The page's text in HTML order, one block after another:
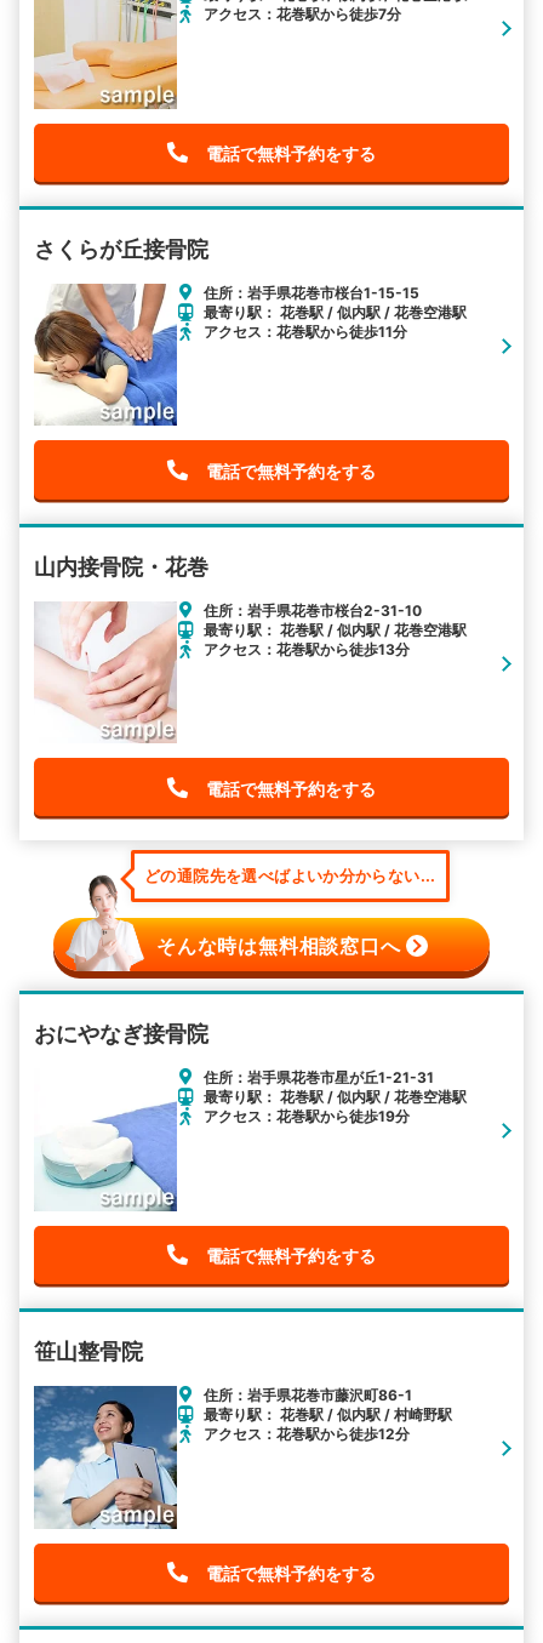
アクセス：花巻駅から徒歩7分
電話で無料予約をする
さくらが丘接骨院
住所：岩手県花巻市桜台1-15-15
最寄り駅： 花巻駅 / 似内駅 / 花巻空港駅
アクセス：花巻駅から徒歩11分
電話で無料予約をする
山内接骨院・花巻
住所：岩手県花巻市桜台2-31-10
最寄り駅： 花巻駅 / 似内駅 / 花巻空港駅
アクセス：花巻駅から徒歩13分
電話で無料予約をする
どの通院先を選べばよいか分からない...
そんな時は無料相談窓口へ
おにやなぎ接骨院
住所：岩手県花巻市星が丘1-21-31
最寄り駅： 花巻駅 / 似内駅 / 花巻空港駅
アクセス：花巻駅から徒歩19分
電話で無料予約をする
笹山整骨院
住所：岩手県花巻市藤沢町86-1
最寄り駅： 花巻駅 / 似内駅 / 村崎野駅
アクセス：花巻駅から徒歩12分
電話で無料予約をする